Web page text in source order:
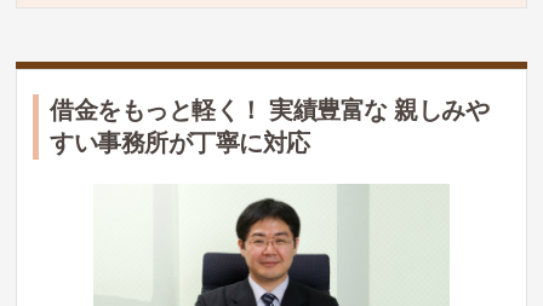
借金をもっと軽く！ 実績豊富な 親しみや
すい事務所が丁寧に対応